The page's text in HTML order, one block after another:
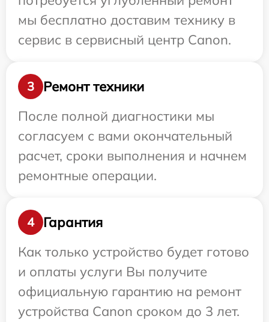
мы бесплатно доставим технику в
сервис в сервисный центр Canon.
3
Ремонт техники
После полной диагностики мы
согласуем с вами окончательный
расчет, сроки выполнения и начнем
ремонтные операции.
4
Гарантия
Как только устройство будет готово
и оплаты услуги Вы получите
официальную гарантию на ремонт
устройства Canon сроком до 3 лет.